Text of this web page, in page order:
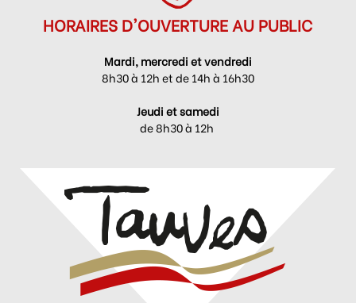
HORAIRES D'OUVERTURE AU PUBLIC
Mardi, mercredi et vendredi
8h30 à 12h et de 14h à 16h30
Jeudi et samedi
de 8h30 à 12h